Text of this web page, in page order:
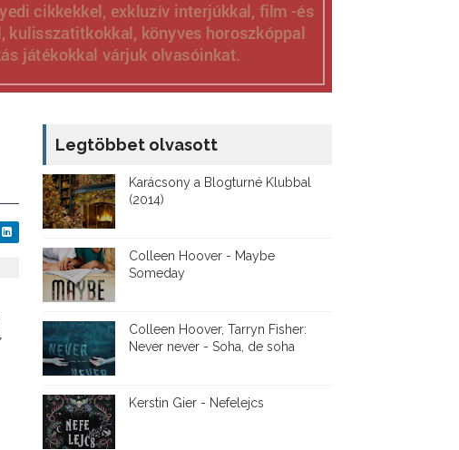
Legtöbbet olvasott
Karácsony a Blogturné Klubbal
(2014)
Colleen Hoover - Maybe
Someday
Colleen Hoover, Tarryn Fisher:
Never never - Soha, de soha
Kerstin Gier - Nefelejcs